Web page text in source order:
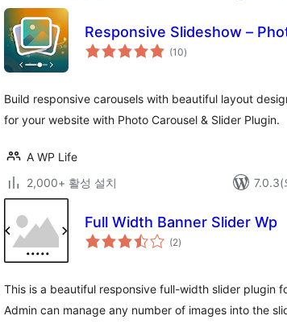
Responsive Slideshow –
(10전
체)
Build responsive carousels with beautiful layout
for your website with Photo Carousel & Slider Plugin.
A WP Life
2,000+ 활성 설치
7.0.3(
Full Width Banner Slider Wp
(2전
체)
This is a beautiful responsive full-width slider plugin
Admin can manage any number of images into the